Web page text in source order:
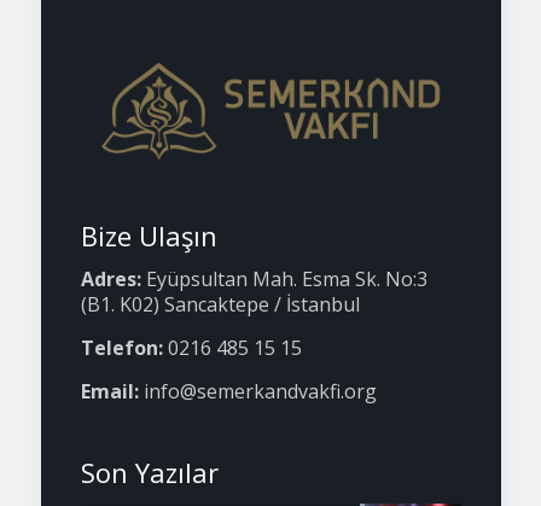
Bize Ulaşın
Adres: Eyüpsultan Mah. Esma Sk. No:3
(B1. K02) Sancaktepe / İstanbul
Telefon:0216 485 15 15
Email: info@semerkandvakfi.org
Son Yazılar